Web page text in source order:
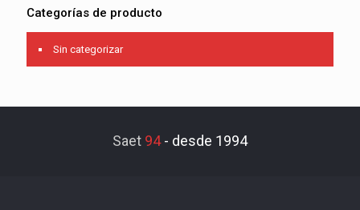
Categorías de producto
Sin categorizar
Saet 94- desde 1994